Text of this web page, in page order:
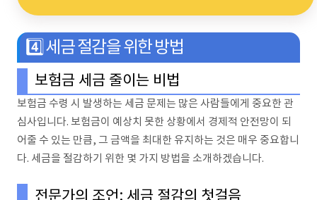
4️⃣ 세금 절감을 위한 방법
보험금 세금 줄이는 비법
보험금 수령 시 발생하는 세금 문제는 많은 사람들에게 중요한 관
심사입니다. 보험금이 예상치 못한 상황에서 경제적 안전망이 되
어줄 수 있는 만큼, 그 금액을 최대한 유지하는 것은 매우 중요합니
다. 세금을 절감하기 위한 몇 가지 방법을 소개하겠습니다.
전문가의 조언: 세금 절감의 첫걸음